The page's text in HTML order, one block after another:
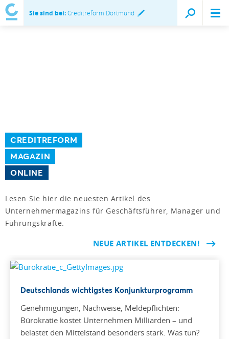
Sie sind bei:Creditreform Dortmund
CREDITREFORM
MAGAZIN
ONLINE
Lesen Sie hier die neuesten Artikel des
Unternehmermagazins für Geschäftsführer, Manager und
Führungskräfte.
NEUE ARTIKEL ENTDECKEN!
Deutschlands wichtigstes Konjunkturprogramm
Genehmigungen, Nachweise, Meldepflichten:
Bürokratie kostet Unternehmen Milliarden – und
belastet den Mittelstand besonders stark. Was tun?